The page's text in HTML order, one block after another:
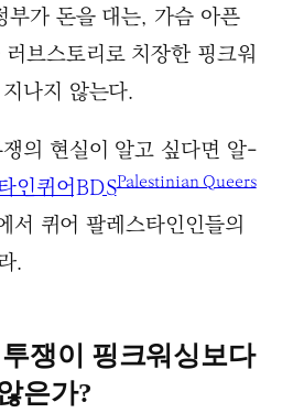
부가 돈을 대는, 가슴 아픈
브스토리로 치장한 핑크워
나지 않는다.
의 현실이 알고 싶다면 알-
인퀴어BDSPalestinian Queers
서 퀴어 팔레스타인인들의
.
쟁이 핑크워싱보다
은가?